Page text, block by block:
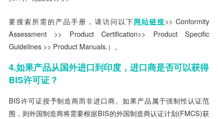
要搜索所需的产品手册，请访问以下网站链接>> Conformity
Assessment >> Product Certification>> Product Specific
Guidelines >> Product Manuals.）。
4.如果产品从国外进口到印度，进口商是否可以获得
BIS许可证？
BIS许可证授予制造商而非进口商。如果产品属于强制性认证范
围，则外国制造商将需要根据BIS的外国制造商认证计划(FMCS)获